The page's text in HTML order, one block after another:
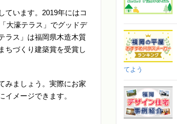
ています。2019年にはコ
大濠テラス」でグッドデ
ラス」は福岡県木造木質
ちづくり建築賞を受賞し
みましょう。実際にお家
メージできます。
てよう